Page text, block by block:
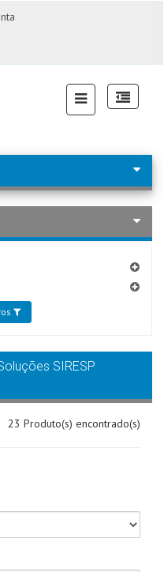
SIRESP
23 Produto(s) encontrado(s)